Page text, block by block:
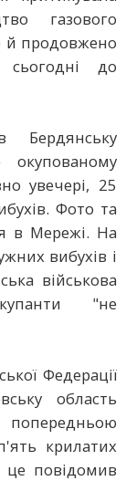
газового
й продовжено
до
Бердянську
увечері, 25
Фото та
в Мережі. На
вибухів і
військова
"не
Федерації
область
крилатих
це повідомив